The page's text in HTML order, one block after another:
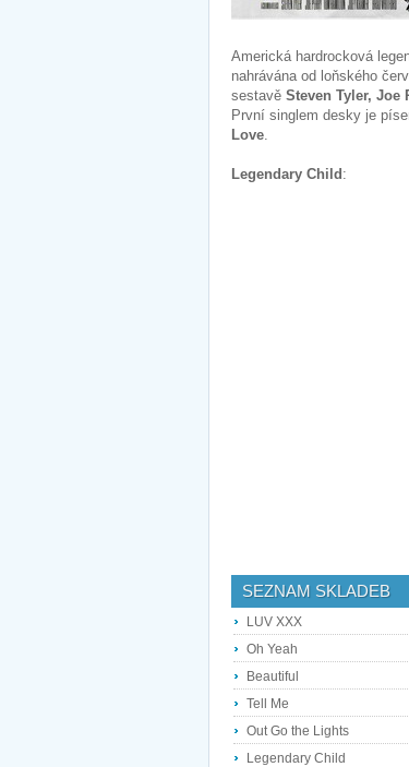
Americká hardrocková
nahrávána od loňského
sestavě Steven Tyler, Joe
První singlem desky je
Love.
Legendary Child :
SEZNAM SKLADEB
LUV XXX
Oh Yeah
Beautiful
Tell Me
Out Go the Lights
Legendary Child